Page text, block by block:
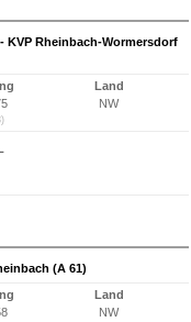
KVP Rheinbach-Wormersdorf
Land
NW
(A 61)
Land
NW